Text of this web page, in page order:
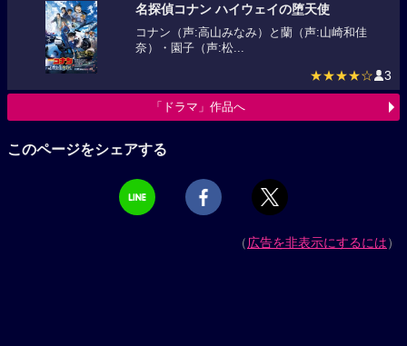
名探偵コナン ハイウェイの堕天使
コナン（声:高山みなみ）と蘭（声:山崎和佳
奈）・園子（声:松...
★★★★☆ 3
「ドラマ」作品へ
このページをシェアする
（広告を非表示にするには）